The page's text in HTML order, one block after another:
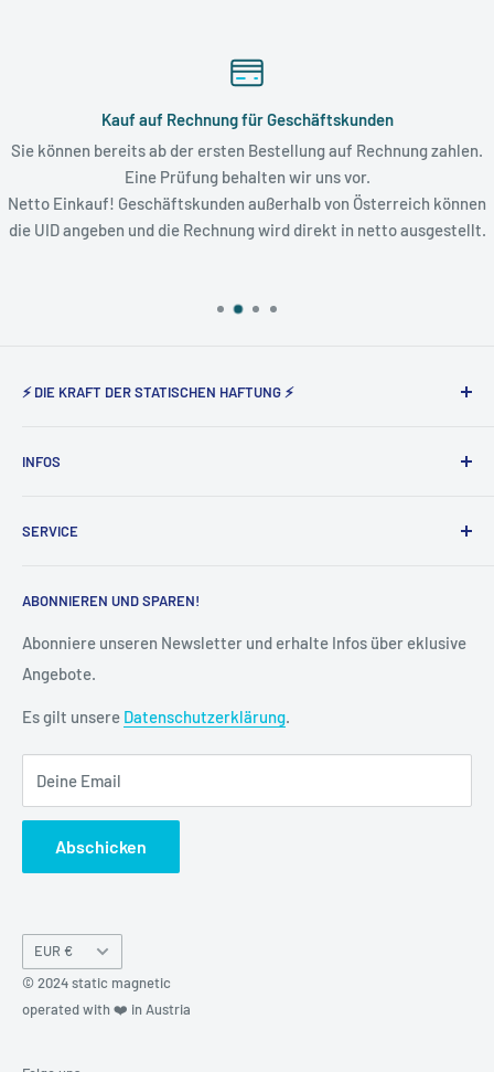
Kauf auf Rechnung für Geschäftskunden
Sie können bereits ab der ersten Bestellung auf Rechnung zahlen.
Eine Prüfung behalten wir uns vor.
Netto Einkauf! Geschäftskunden außerhalb von Österreich können
die UID angeben und die Rechnung wird direkt in netto ausgestellt.
⚡ DIE KRAFT DER STATISCHEN HAFTUNG ⚡
Vertrieb der elektrostatisch haftenden Produkte von Tesla
INFOS
Impressum
Datenschutz
Cookie-Einstellungen
SERVICE
Vertrag widerrufen
Versand & Lieferung
Kontakt
FAQ
ABONNIEREN UND SPAREN!
Abonniere unseren Newsletter und erhalte Infos über eklusive
Angebote.
Es gilt unsere Datenschutzerklärung.
Deine Email
Abschicken
Währung
EUR €
© 2024 static magnetic
operated with ❤️ in Austria